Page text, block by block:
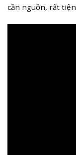
cần nguồn, rất